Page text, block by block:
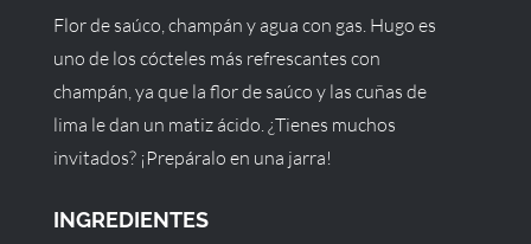
Flor de saúco, champán y agua con gas. Hugo es
uno de los cócteles más refrescantes con
champán, ya que la flor de saúco y las cuñas de
lima le dan un matiz ácido. ¿Tienes muchos
invitados? ¡Prepáralo en una jarra!
INGREDIENTES